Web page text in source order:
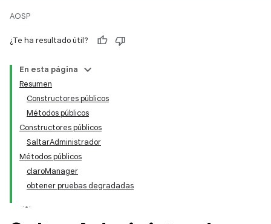
AOSP
¿Te ha resultado útil?
En esta página
Resumen
Constructores públicos
Métodos públicos
Constructores públicos
SaltarAdministrador
Métodos públicos
claroManager
obtener pruebas degradadas